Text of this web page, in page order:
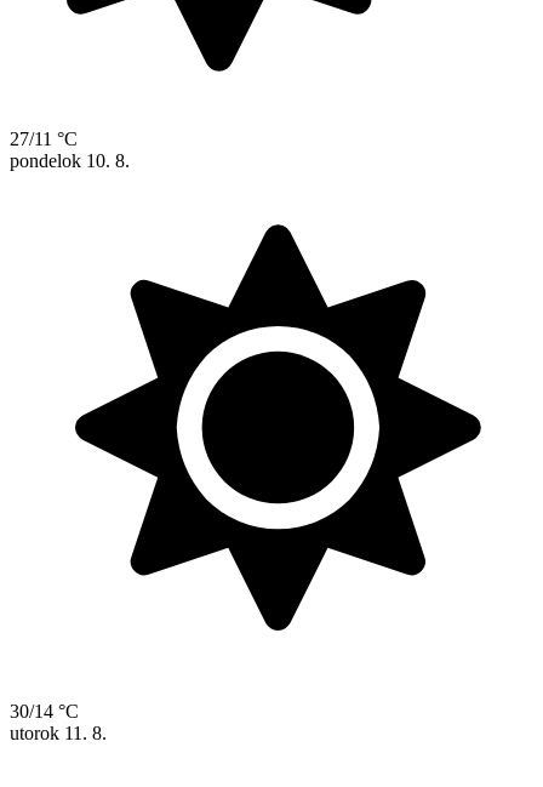
27/11 °C
pondelok 10. 8.
30/14 °C
utorok 11. 8.